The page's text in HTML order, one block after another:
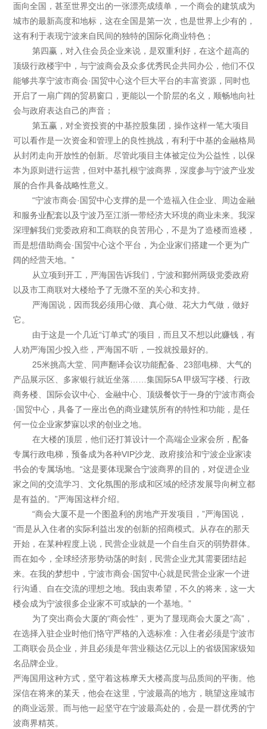
面向全国，甚至世界交出的一张漂亮成绩单，一个商会的建筑成为
城市的最新高度和地标，这在全国是第一次，也是世界上少有的，
这有利于表现宁波来自民间的独特的国际化商业特色；
第四赢，对入住会员企业来说，是双重利好，在这个超高的
顶级行政楼宇中，与宁波商会及众多优秀民企共同办公，他们不仅
能够共享宁波市商会·国贸中心这个巨大平台的丰富资源，同时也
开启了一扇广阔的贸易窗口，更能以一个阶层的名义，顺畅地向社
会与政府表达自己的声音；
第五赢，对全资投资的中基控股集团，操作这样一笔大项目
可以看作是一次资金和管理上的良性挑战，有利于中基的金融格局
从封闭走向开放性的创新。尽管此项目主体被定位为公益性，以保
本为原则进行运营，但对中基扎根宁波商界，深度参与宁波产业发
展的合作具备战略性意义。
“宁波市商会·国贸中心支撑的是一个造福入住企业、周边金融
和服务业配套以及宁波乃至江浙一带经济大环境的商业未来。我深
深理解我们党委政府和工商联的良苦用心，不是为了造楼而造楼，
而是想借助商会·国贸中心这个平台，为企业家们搭建一个更为广
阔的经营天地。”
从立项到开工，严海国告诉我们，宁波和鄞州两级党委政府
以及市工商联对大楼给予了无微不至的关心和支持。
严海国说，因而我必须用心做、真心做、花大力气做，做好
它。
由于这是一个几近“订单式”的项目，而且又不想以此赚钱，有
人劝严海国少投入些，严海国不听，一投就投最好的。
25米挑高大堂、同声翻译会议功能配备、23部电梯、大气的
产品展示区、多家银行就近坐落……集国际5A 甲级写字楼、行政
商务楼、国际会议中心、金融中心、顶级餐饮于一身的宁波市商会
·国贸中心，具备了一座出色的商业建筑所有的特性和功能，是任
何一位企业家梦寐以求的创业之地。
在大楼的顶层，他们还打算设计一个高端企业家会所，配备
专属行政电梯，预备成为各种VIP沙龙、政府接洽和宁波企业家读
书会的专属场地。“这是要体现聚合宁波商界的目的，对促进企业
家之间的交流学习、文化氛围的形成和区域的经济发展导向树立都
是有益的。”严海国这样介绍。
“商会大厦不是一个图盈利的房地产开发项目，”严海国说，
“而是从入住者的实际利益出发的创新的招商模式。从存在的那天
开始，在某种程度上说，民营企业就是一个自生自灭的弱势群体。
而在如今，全球经济形势动荡的时刻，民营企业尤其需要团结起
来。在我的梦想中，宁波市商会·国贸中心就是民营企业家一个进
行沟通、自在交流的理想之地。我由衷希望，不久的将来，这一大
楼会成为宁波很多企业家不可或缺的一个基地。”
为了突出商会大厦的“商会性”，更为了显现商会大厦之“高”，
在选择入驻企业时他们恪守严格的入选标准：入住者必须是宁波市
工商联会员企业，并且必须是年营业额达亿元以上的省级国家级知
名品牌企业。
严海国用这种方式，坚守着这栋摩天大楼高度与品质间的平衡。他
深信在将来的某天，他会在这里，宁波最高的地方，眺望这座城市
的商业远景。而与他一起坚守在宁波最高处的，会是一群优秀的宁
波商界精英。